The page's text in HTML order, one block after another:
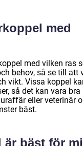
med
med vilken ras
behov, så se till att
vikt. Vissa koppel
så det kan vara bra
eller veterinär
bäst.
är bäst för